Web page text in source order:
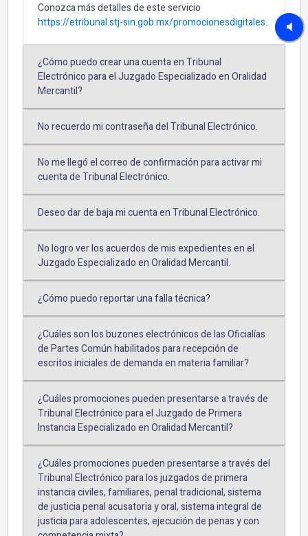
Conozca más detalles de este servicio
https://etribunal.stj-sin.gob.mx/promocionesdigitales.
¿Cómo puedo crear una cuenta en Tribunal
Electrónico para el Juzgado Especializado en Oralidad
Mercantil?
No recuerdo mi contraseña del Tribunal Electrónico.
No me llegó el correo de confirmación para activar mi
cuenta de Tribunal Electrónico.
Deseo dar de baja mi cuenta en Tribunal Electrónico.
No logro ver los acuerdos de mis expedientes en el
Juzgado Especializado en Oralidad Mercantil.
¿Cómo puedo reportar una falla técnica?
¿Cuáles son los buzones electrónicos de las Oficialías
de Partes Común habilitados para recepción de
escritos iniciales de demanda en materia familiar?
¿Cuáles promociones pueden presentarse a través de
Tribunal Electrónico para el Juzgado de Primera
Instancia Especializado en Oralidad Mercantil?
¿Cuáles promociones pueden presentarse a través del
Tribunal Electrónico para los juzgados de primera
instancia civiles, familiares, penal tradicional, sistema
de justicia penal acusatoria y oral, sistema integral de
justicia para adolescentes, ejecución de penas y con